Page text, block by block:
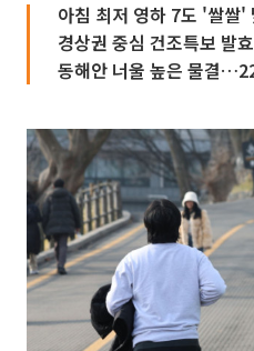
아침 최저 영하 7도 '쌀쌀'
경상권 중심 건조특보 발
동해안 너울 높은 물결